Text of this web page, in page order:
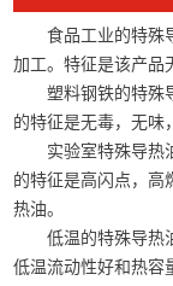
食品工业的特殊
加工。特征是该产品
塑料钢铁的特殊
的特征是无毒，无味
实验室特殊导热
的特征是高闪点，高
热油。
低温的特殊导热
低温流动性好和热容